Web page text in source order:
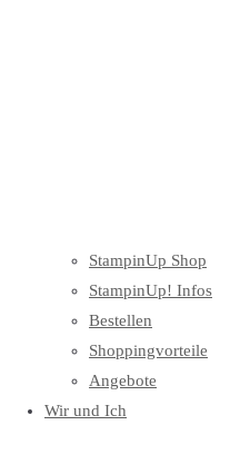
StampinUp Shop
StampinUp! Infos
Bestellen
Shoppingvorteile
Angebote
Wir und Ich